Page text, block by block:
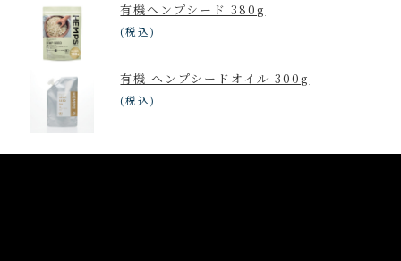
有機ヘンプシード 380g
(税込)
有機 ヘンプシードオイル 300g
(税込)